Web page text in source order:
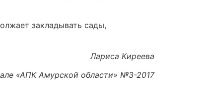
закладывать сады,
Лариса Киреева
«АПК Амурской области» №3-2017